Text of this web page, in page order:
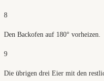
8
Den Backofen auf 180° vorheizen.
9
Die übrigen drei Eier mit den